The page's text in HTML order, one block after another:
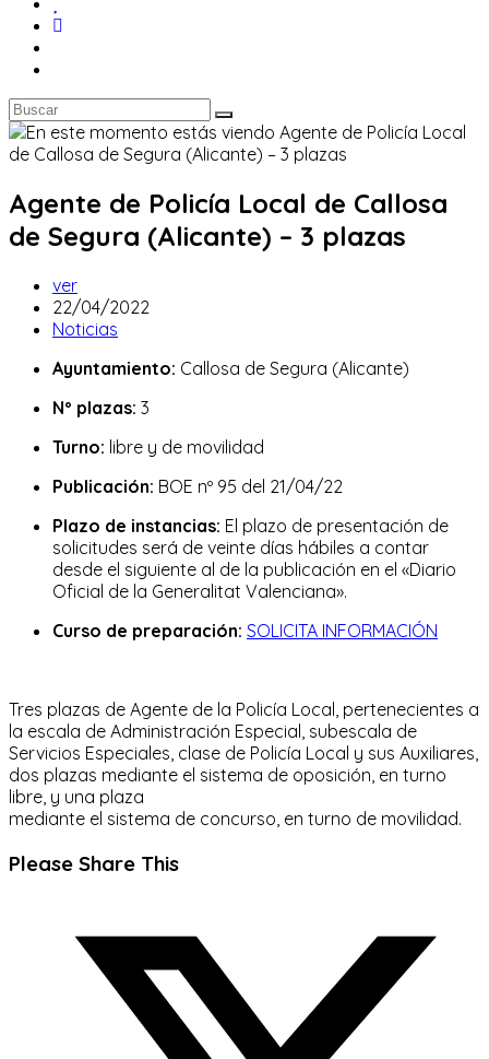
Agente de Policía Local de Callosa
de Segura (Alicante) – 3 plazas
Autor
de
la
ver
Publicación
de
entrada:
22/04/2022
Categoría
la
Noticias
Ayuntamiento: Callosa de Segura (Alicante)
Nº plazas: 3
Turno: libre y de movilidad
Publicación: BOE nº 95 del 21/04/22
Plazo de instancias: El plazo de presentación de
solicitudes será de veinte días hábiles a contar
desde el siguiente al de la publicación en el «Diario
Oficial de la Generalitat Valenciana».
Curso de preparación: SOLICITA INFORMACIÓN
Tres plazas de Agente de la Policía Local, pertenecientes a
la escala de Administración Especial, subescala de
Servicios Especiales, clase de Policía Local y sus Auxiliares,
dos plazas mediante el sistema de oposición, en turno
libre, y una plaza
mediante el sistema de concurso, en turno de movilidad.
Please Share ThisCompartir